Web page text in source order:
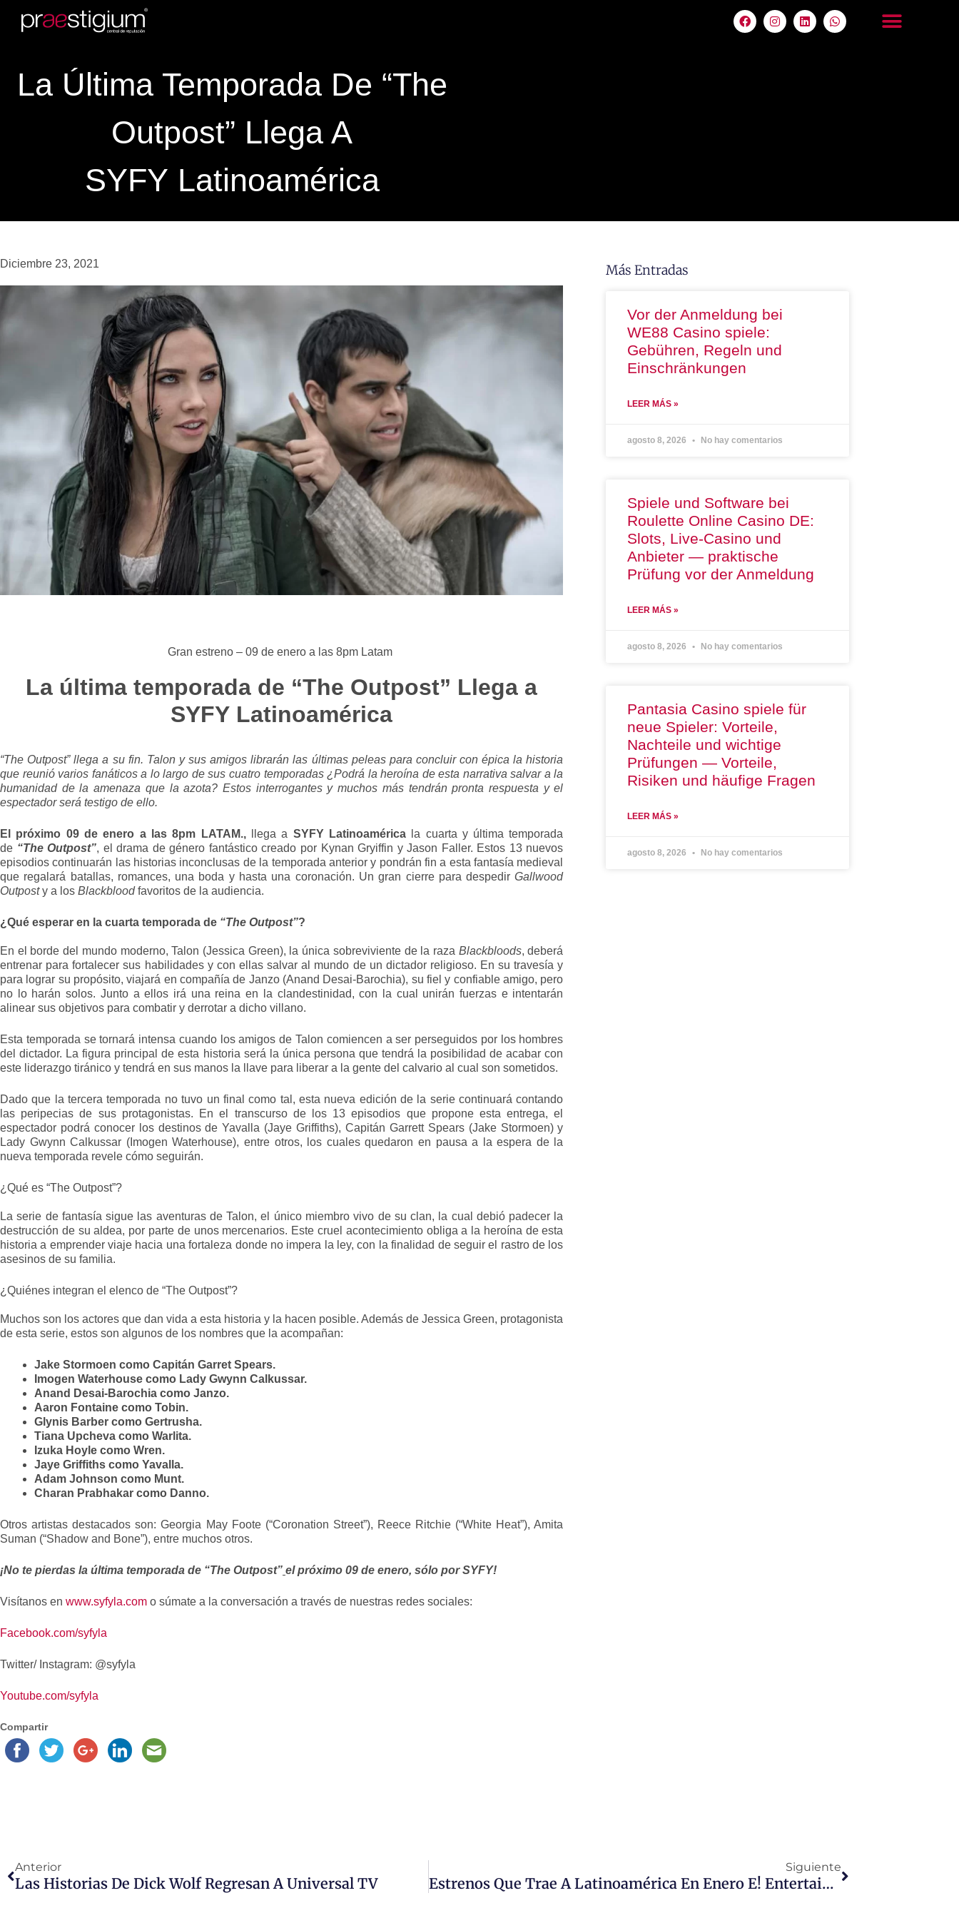
La Última Temporada De “The
Outpost” Llega A
SYFY Latinoamérica
Diciembre 23, 2021
Gran estreno – 09 de enero a las 8pm Latam
La última temporada de “The Outpost” Llega a
SYFY Latinoamérica
“The Outpost” llega a su fin. Talon y sus amigos librarán las últimas peleas para concluir con épica la historia
que reunió varios fanáticos a lo largo de sus cuatro temporadas ¿Podrá la heroína de esta narrativa salvar a la
humanidad de la amenaza que la azota? Estos interrogantes y muchos más tendrán pronta respuesta y el
espectador será testigo de ello.
El próximo 09 de enero a las 8pm LATAM.,llega a SYFY Latinoaméricala cuarta y última temporada
de “The Outpost”, el drama de género fantástico creado por Kynan Gryiffin y Jason Faller. Estos 13 nuevos
episodios continuarán las historias inconclusas de la temporada anterior y pondrán fin a esta fantasía medieval
que regalará batallas, romances, una boda y hasta una coronación. Un gran cierre para despedirGallwood
Outposty a los Blackbloodfavoritos de la audiencia.
¿Qué esperar en la cuarta temporada de “The Outpost”?
En el borde del mundo moderno, Talon (Jessica Green), la única sobreviviente de la raza Blackbloods, deberá
entrenar para fortalecer sus habilidades y con ellas salvar al mundo de un dictador religioso. En su travesía y
para lograr su propósito, viajará en compañía de Janzo (Anand Desai-Barochia), su fiel y confiable amigo, pero
no lo harán solos. Junto a ellos irá una reina en la clandestinidad, con la cual unirán fuerzas e intentarán
alinear sus objetivos para combatir y derrotar a dicho villano.
Esta temporada se tornará intensa cuando los amigos de Talon comiencen a ser perseguidos por los hombres
del dictador. La figura principal de esta historia será la única persona que tendrá la posibilidad de acabar con
este liderazgo tiránico y tendrá en sus manos la llave para liberar a la gente del calvario al cual son sometidos.
Dado que la tercera temporada no tuvo un final como tal, esta nueva edición de la serie continuará contando
las peripecias de sus protagonistas. En el transcurso de los 13 episodios que propone esta entrega, el
espectador podrá conocer los destinos de Yavalla (Jaye Griffiths), Capitán Garrett Spears (Jake Stormoen) y
Lady Gwynn Calkussar (Imogen Waterhouse), entre otros, los cuales quedaron en pausa a la espera de la
nueva temporada revele cómo seguirán.
¿Qué es “The Outpost”?
La serie de fantasía sigue las aventuras de Talon, el único miembro vivo de su clan, la cual debió padecer la
destrucción de su aldea, por parte de unos mercenarios. Este cruel acontecimiento obliga a la heroína de esta
historia a emprender viaje hacia una fortaleza donde no impera la ley, con la finalidad de seguir el rastro de los
asesinos de su familia.
¿Quiénes integran el elenco de “The Outpost”?
Muchos son los actores que dan vida a esta historia y la hacen posible. Además de Jessica Green, protagonista
de esta serie, estos son algunos de los nombres que la acompañan:
Jake Stormoen como Capitán Garret Spears.
Imogen Waterhouse como Lady Gwynn Calkussar.
Anand Desai-Barochia como Janzo.
Aaron Fontaine como Tobin.
Glynis Barber como Gertrusha.
Tiana Upcheva como Warlita.
Izuka Hoyle como Wren.
Jaye Griffiths como Yavalla.
Adam Johnson como Munt.
Charan Prabhakar como Danno.
Otros artistas destacados son: Georgia May Foote (“Coronation Street”), Reece Ritchie (“White Heat”), Amita
Suman (“Shadow and Bone”), entre muchos otros.
¡No te pierdas la última temporada de “The Outpost” el próximo 09 de enero, sólo por SYFY!
Visítanos en www.syfyla.com o súmate a la conversación a través de nuestras redes sociales:
Facebook.com/syfyla
Twitter/ Instagram: @syfyla
Youtube.com/syfyla
Compartir
Más Entradas
Vor der Anmeldung bei
WE88 Casino spiele:
Gebühren, Regeln und
Einschränkungen
LEER MÁS »
agosto 8, 2026 No hay comentarios
Spiele und Software bei
Roulette Online Casino DE:
Slots, Live-Casino und
Anbieter — praktische
Prüfung vor der Anmeldung
LEER MÁS »
agosto 8, 2026 No hay comentarios
Pantasia Casino spiele für
neue Spieler: Vorteile,
Nachteile und wichtige
Prüfungen — Vorteile,
Risiken und häufige Fragen
LEER MÁS »
agosto 8, 2026 No hay comentarios
Anterior
Las Historias De Dick Wolf Regresan A Universal TV
Siguiente
Estrenos Que Trae A Latinoamérica En Enero E! Entertainment